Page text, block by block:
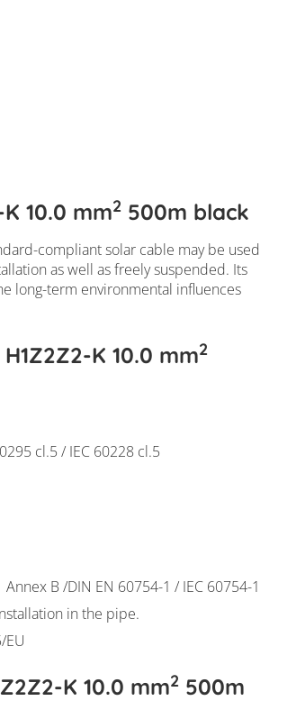
H1Z2Z2-K 10.0 mm²
10.0 mm2 500m black
compliant solar cable may be used
as well as freely suspended. Its
long-term environmental influences
K 10.0 mm2
cl.5 / IEC 60228 cl.5
B /DIN EN 60754-1 / IEC 60754-1
in the pipe.
K 10.0 mm2 500m